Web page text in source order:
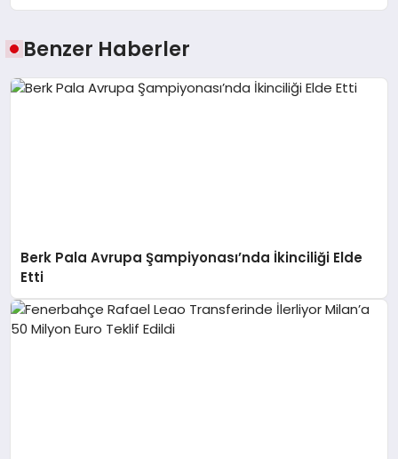
Benzer Haberler
Berk Pala Avrupa Şampiyonası’nda İkinciliği Elde
Etti